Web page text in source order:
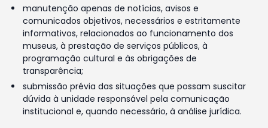
manutenção apenas de notícias, avisos e
comunicados objetivos, necessários e estritamente
informativos, relacionados ao funcionamento dos
museus, à prestação de serviços públicos, à
programação cultural e às obrigações de
transparência;
submissão prévia das situações que possam suscitar
dúvida à unidade responsável pela comunicação
institucional e, quando necessário, à análise jurídica.